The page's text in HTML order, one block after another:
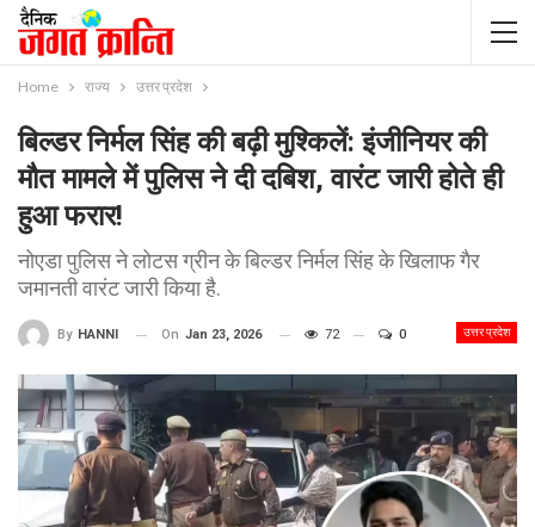
Home राज्य उत्तर प्रदेश
बिल्डर निर्मल सिंह की बढ़ी मुश्किलें: इंजीनियर की
मौत मामले में पुलिस ने दी दबिश, वारंट जारी होते ही
हुआ फरार!
नोएडा पुलिस ने लोटस ग्रीन के बिल्डर निर्मल सिंह के खिलाफ गैर
जमानती वारंट जारी किया है.
उत्तर प्रदेश
By HANNI On Jan 23, 2026 72 0